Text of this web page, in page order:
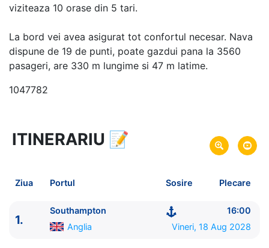
viziteaza 10 orase din 5 tari.
La bord vei avea asigurat tot confortul necesar. Nava
dispune de 19 de punti, poate gazdui pana la 3560
pasageri, are 330 m lungime si 47 m latime.
1047782
13 zile vacanta de croaziera in
link oferta
Plecare pe 18 Aug 2028 din Southampton, Anglia
Princess Cruises
ITINERARIU 📝
Ziua Portul Sosire Plecare
1.
Southampton
16:00
Anglia
Vineri, 18 Aug 2028